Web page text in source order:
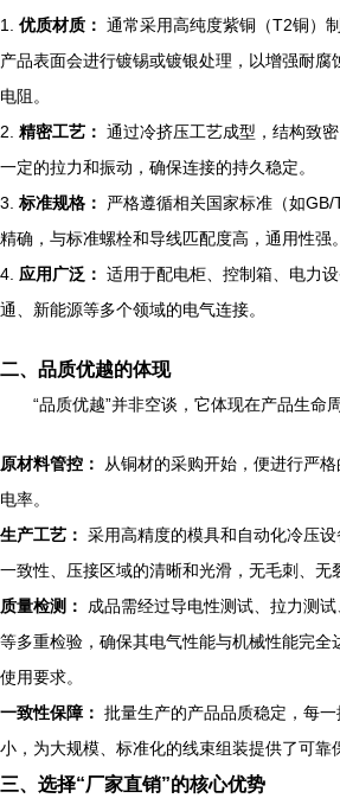
1. 优质材质： 通常采用高纯度紫铜（T2铜）
产品表面会进行镀锡或镀银处理，以增强耐腐
电阻。
2. 精密工艺： 通过冷挤压工艺成型，结构致
一定的拉力和振动，确保连接的持久稳定。
3. 标准规格：
严格遵循相关国家标准（如
精确，与标准螺栓和导线匹配度高，通用性强。
4. 应用广泛： 适用于配电柜、控制箱、电力
通、新能源等多个领域的电气连接。
二、品质优越的体现
“品质优越”并非空谈，它体现在产品生命
原材料管控：
从铜材的采购开始，便进行严
电率。
生产工艺： 采用高精度的模具和自动化冷压
一致性、压接区域的清晰和光滑，无毛刺、无
质量检测：
成品需经过导电性测试、拉力测试
等多重检验，确保其电气性能与机械性能完全
使用要求。
一致性保障： 批量生产的产品品质稳定，每
小，为大规模、标准化的线束组装提供了可靠
三、选择“厂家直销”的核心优势